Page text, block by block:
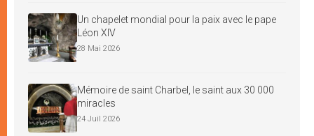
Un chapelet mondial pour la paix avec le pape
Léon XIV
28 Mai 2026
Mémoire de saint Charbel, le saint aux 30 000
miracles
24 Juil 2026